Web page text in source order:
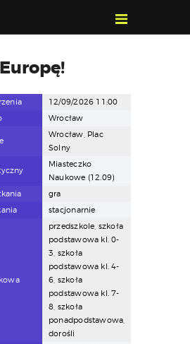
POLUB,
12/09/2026 11:00
Wrocław
Wrocław, Plac
Solny
Miasteczko
Naukowe (12.09)
gra
stacjonarnie
przedszkole, szkoła
podstawowa kl. 0-
3, szkoła
podstawowa kl. 4-
6, szkoła
podstawowa kl. 7-
8, szkoła
ponadpodstawowa,
dorośli